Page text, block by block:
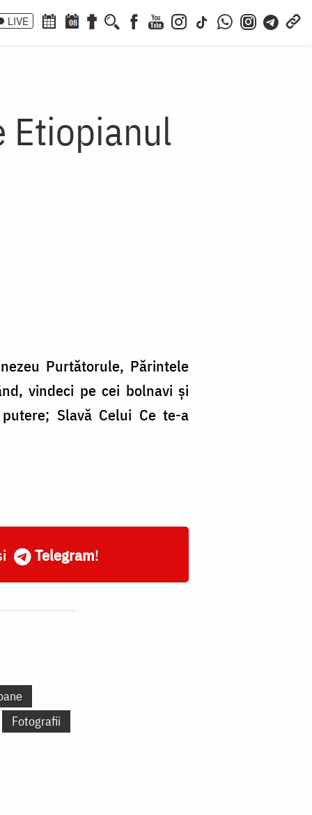
LIVE 08
Etiopianul
Purtătorule, Părintele
vindeci pe cei bolnavi şi
Slavă Celui Ce te-a
Telegram!
Fotografii